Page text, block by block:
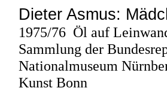
Dieter Asmus:
1975/76 Öl auf
Sammlung der
Nationalmuseum
Kunst Bonn